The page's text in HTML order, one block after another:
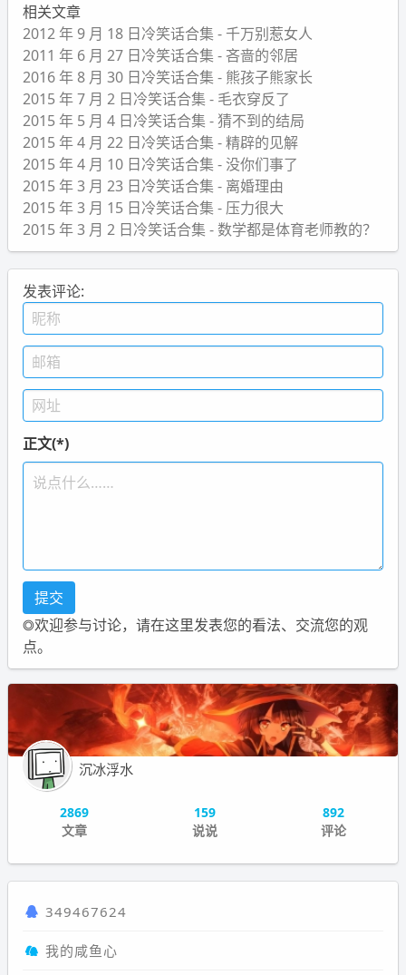
相关文章
2012 年 9 月 18 日冷笑话合集 - 千万别惹女人
2011 年 6 月 27 日冷笑话合集 - 吝啬的邻居
2016 年 8 月 30 日冷笑话合集 - 熊孩子熊家长
2015 年 7 月 2 日冷笑话合集 - 毛衣穿反了
2015 年 5 月 4 日冷笑话合集 - 猜不到的结局
2015 年 4 月 22 日冷笑话合集 - 精辟的见解
2015 年 4 月 10 日冷笑话合集 - 没你们事了
2015 年 3 月 23 日冷笑话合集 - 离婚理由
2015 年 3 月 15 日冷笑话合集 - 压力很大
2015 年 3 月 2 日冷笑话合集 - 数学都是体育老师教的？
发表评论:
正文(*)
◎欢迎参与讨论，请在这里发表您的看法、交流您的观
点。
沉冰浮水
2869
文章
159
说说
892
评论
349467624
我的咸鱼心